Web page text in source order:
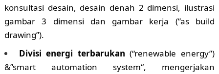
konsultasi desain, desain denah 2 dimensi, ilustrasi
gambar 3 dimensi dan gambar kerja (”as build
drawing”).
Divisi energi terbarukan (“renewable energy”)
&”smart automation system“, mengerjakan